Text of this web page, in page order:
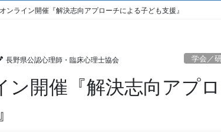
ンライン開催『解決志向アプローチによる子ども支援』
長野県公認心理師・臨床心理士協会 学会／
ン開催『解決志向アプ